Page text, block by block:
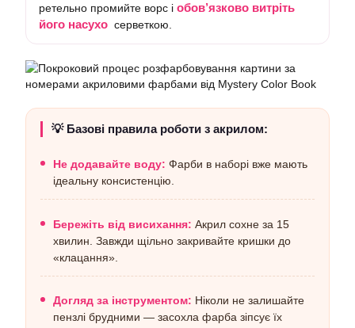
ретельно промийте ворс і обов’язково витріть
його насухо серветкою.
💡 Базові правила роботи з акрилом:
Не додавайте воду: Фарби в наборі вже мають
ідеальну консистенцію.
Бережіть від висихання: Акрил сохне за 15
хвилин. Завжди щільно закривайте кришки до
«клацання».
Догляд за інструментом: Ніколи не залишайте
пензлі брудними — засохла фарба зіпсує їх